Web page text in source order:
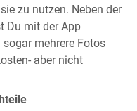
zu nutzen. Neben der
Du mit der App
mehrere Fotos
aber nicht